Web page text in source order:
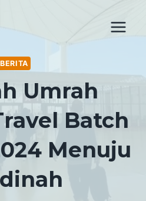
BERITA
Umrah
Batch
Menuju